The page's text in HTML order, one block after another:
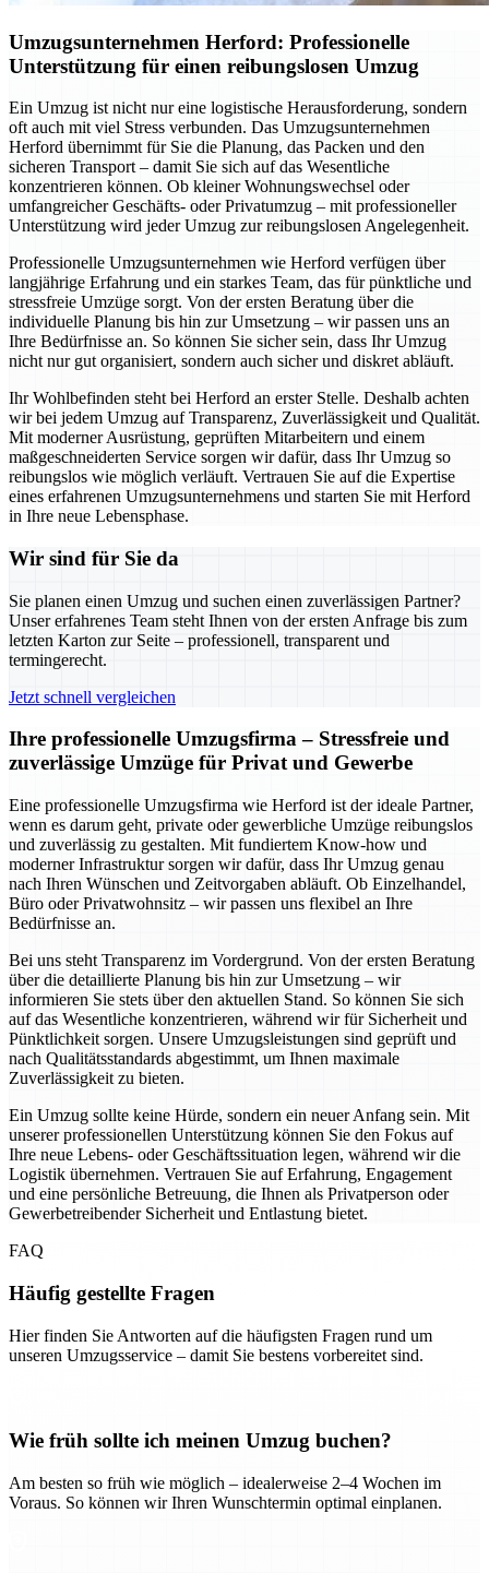
Umzugsunternehmen Herford: Professionelle
Unterstützung für einen reibungslosen Umzug
Ein Umzug ist nicht nur eine logistische Herausforderung, sondern
oft auch mit viel Stress verbunden. Das Umzugsunternehmen
Herford übernimmt für Sie die Planung, das Packen und den
sicheren Transport – damit Sie sich auf das Wesentliche
konzentrieren können. Ob kleiner Wohnungswechsel oder
umfangreicher Geschäfts- oder Privatumzug – mit professioneller
Unterstützung wird jeder Umzug zur reibungslosen Angelegenheit.
Professionelle Umzugsunternehmen wie Herford verfügen über
langjährige Erfahrung und ein starkes Team, das für pünktliche und
stressfreie Umzüge sorgt. Von der ersten Beratung über die
individuelle Planung bis hin zur Umsetzung – wir passen uns an
Ihre Bedürfnisse an. So können Sie sicher sein, dass Ihr Umzug
nicht nur gut organisiert, sondern auch sicher und diskret abläuft.
Ihr Wohlbefinden steht bei Herford an erster Stelle. Deshalb achten
wir bei jedem Umzug auf Transparenz, Zuverlässigkeit und Qualität.
Mit moderner Ausrüstung, geprüften Mitarbeitern und einem
maßgeschneiderten Service sorgen wir dafür, dass Ihr Umzug so
reibungslos wie möglich verläuft. Vertrauen Sie auf die Expertise
eines erfahrenen Umzugsunternehmens und starten Sie mit Herford
in Ihre neue Lebensphase.
Wir sind für Sie da
Sie planen einen Umzug und suchen einen zuverlässigen Partner?
Unser erfahrenes Team steht Ihnen von der ersten Anfrage bis zum
letzten Karton zur Seite – professionell, transparent und
termingerecht.
Jetzt schnell vergleichen
Ihre professionelle Umzugsfirma – Stressfreie und
zuverlässige Umzüge für Privat und Gewerbe
Eine professionelle Umzugsfirma wie Herford ist der ideale Partner,
wenn es darum geht, private oder gewerbliche Umzüge reibungslos
und zuverlässig zu gestalten. Mit fundiertem Know-how und
moderner Infrastruktur sorgen wir dafür, dass Ihr Umzug genau
nach Ihren Wünschen und Zeitvorgaben abläuft. Ob Einzelhandel,
Büro oder Privatwohnsitz – wir passen uns flexibel an Ihre
Bedürfnisse an.
Bei uns steht Transparenz im Vordergrund. Von der ersten Beratung
über die detaillierte Planung bis hin zur Umsetzung – wir
informieren Sie stets über den aktuellen Stand. So können Sie sich
auf das Wesentliche konzentrieren, während wir für Sicherheit und
Pünktlichkeit sorgen. Unsere Umzugsleistungen sind geprüft und
nach Qualitätsstandards abgestimmt, um Ihnen maximale
Zuverlässigkeit zu bieten.
Ein Umzug sollte keine Hürde, sondern ein neuer Anfang sein. Mit
unserer professionellen Unterstützung können Sie den Fokus auf
Ihre neue Lebens- oder Geschäftssituation legen, während wir die
Logistik übernehmen. Vertrauen Sie auf Erfahrung, Engagement
und eine persönliche Betreuung, die Ihnen als Privatperson oder
Gewerbetreibender Sicherheit und Entlastung bietet.
FAQ
Häufig gestellte Fragen
Hier finden Sie Antworten auf die häufigsten Fragen rund um
unseren Umzugsservice – damit Sie bestens vorbereitet sind.
Wie früh sollte ich meinen Umzug buchen?
Am besten so früh wie möglich – idealerweise 2–4 Wochen im
Voraus. So können wir Ihren Wunschtermin optimal einplanen.